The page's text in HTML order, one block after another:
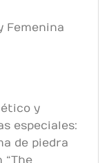
Femenina
y
especiales:
de piedra
“The